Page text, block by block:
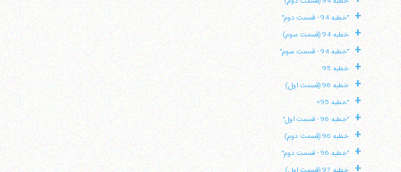
+ "خطبه 94 - قسمت دوم"
+ خطبه 94 (قسمت سوم)
+ "خطبه 94 - قسمت سوم"
+ خطبه 95
+ خطبه 96 (قسمت اول)
+ "خطبه 95»
+ "خطبه 96 - قسمت اول"
+ خطبه 96 (قسمت دوم)
+ "خطبه 96 - قسمت دوم"